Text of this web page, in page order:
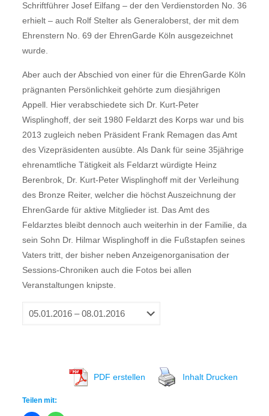
Schriftführer Josef Eilfang – der den Verdienstorden No. 36
erhielt – auch Rolf Stelter als Generaloberst, der mit dem
Ehrenstern No. 69 der EhrenGarde Köln ausgezeichnet
wurde.
Aber auch der Abschied von einer für die EhrenGarde Köln
prägnanten Persönlichkeit gehörte zum diesjährigen
Appell. Hier verabschiedete sich Dr. Kurt-Peter
Wisplinghoff, der seit 1980 Feldarzt des Korps war und bis
2013 zugleich neben Präsident Frank Remagen das Amt
des Vizepräsidenten ausübte. Als Dank für seine 35jährige
ehrenamtliche Tätigkeit als Feldarzt würdigte Heinz
Berenbrok, Dr. Kurt-Peter Wisplinghoff mit der Verleihung
des Bronze Reiter, welcher die höchst Auszeichnung der
EhrenGarde für aktive Mitglieder ist. Das Amt des
Feldarztes bleibt dennoch auch weiterhin in der Familie, da
sein Sohn Dr. Hilmar Wisplinghoff in die Fußstapfen seines
Vaters tritt, der bisher neben Anzeigenorganisation der
Sessions-Chroniken auch die Fotos bei allen
Veranstaltungen knipste.
PDF erstellen Inhalt Drucken
Teilen mit: